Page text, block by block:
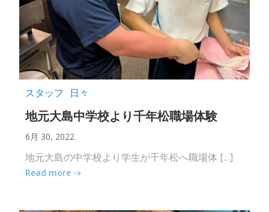
スタッフ 日々
地元大島中学校より千年松職場体験
6月 30, 2022
地元大島の中学校より学生が千年松へ職場体 […]
Read more